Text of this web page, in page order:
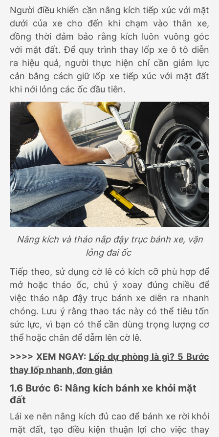
Người điều khiển cần nâng kích tiếp xúc với mặt
dưới của xe cho đến khi chạm vào thân xe,
đồng thời đảm bảo rằng kích luôn vuông góc
với mặt đất. Để quy trình thay lốp xe ô tô diễn
ra hiệu quả, người thực hiện chỉ cần giảm lực
cản bằng cách giữ lốp xe tiếp xúc với mặt đất
khi nới lỏng các ốc đầu tiên.
Nâng kích và tháo nắp đậy trục bánh xe, vặn
lỏng đai ốc
Tiếp theo, sử dụng cờ lê có kích cỡ phù hợp để
mở hoặc tháo ốc, chú ý xoay đúng chiều để
việc tháo nắp đậy trục bánh xe diễn ra nhanh
chóng. Lưu ý rằng thao tác này có thể tiêu tốn
sức lực, vì bạn có thể cần dùng trọng lượng cơ
thể hoặc chân để dẫm lên cờ lê.
>>>> XEM NGAY: Lốp dự phòng là gì? 5 Bước
thay lốp nhanh, đơn giản
1.6 Bước 6: Nâng kích bánh xe khỏi mặt
đất
Lái xe nên nâng kích đủ cao để bánh xe rời khỏi
mặt đất, tạo điều kiện thuận lợi cho việc thay